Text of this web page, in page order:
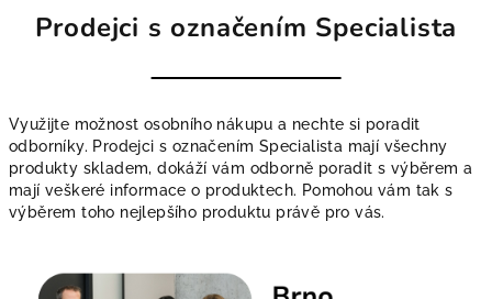
Prodejci s označením Specialista
Využijte možnost osobního nákupu a nechte si poradit
odborníky. Prodejci s označením Specialista mají všechny
produkty skladem, dokáží vám odborně poradit s výběrem a
mají veškeré informace o produktech. Pomohou vám tak s
výběrem toho nejlepšího produktu právě pro vás.